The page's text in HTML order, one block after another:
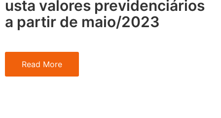
usta valores previdenciários
a partir de maio/2023
Read More